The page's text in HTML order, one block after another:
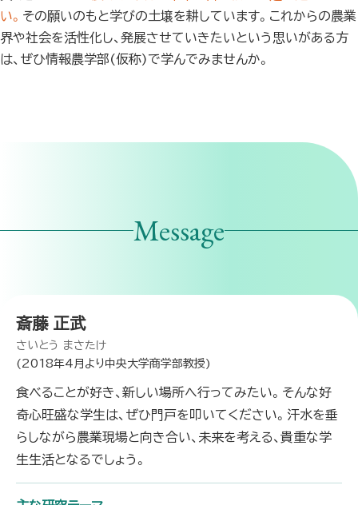
い。 その願いのもと学びの土壌を耕しています。これからの農業
界や社会を活性化し、発展させていきたいという思いがある方
は、ぜひ情報農学部(仮称)で学んでみませんか。
Message
斎藤 正武
さいとう まさたけ
(2018年4月より中央大学商学部教授)
食べることが好き、新しい場所へ行ってみたい。そんな好
奇心旺盛な学生は、ぜひ門戸を叩いてください。汗水を垂
らしながら農業現場と向き合い、未来を考える、貴重な学
生生活となるでしょう。